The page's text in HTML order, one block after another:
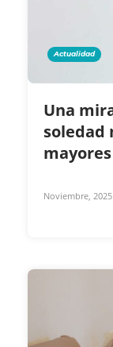
Actualidad
Una
soledad
mayores
Noviembre, 2025